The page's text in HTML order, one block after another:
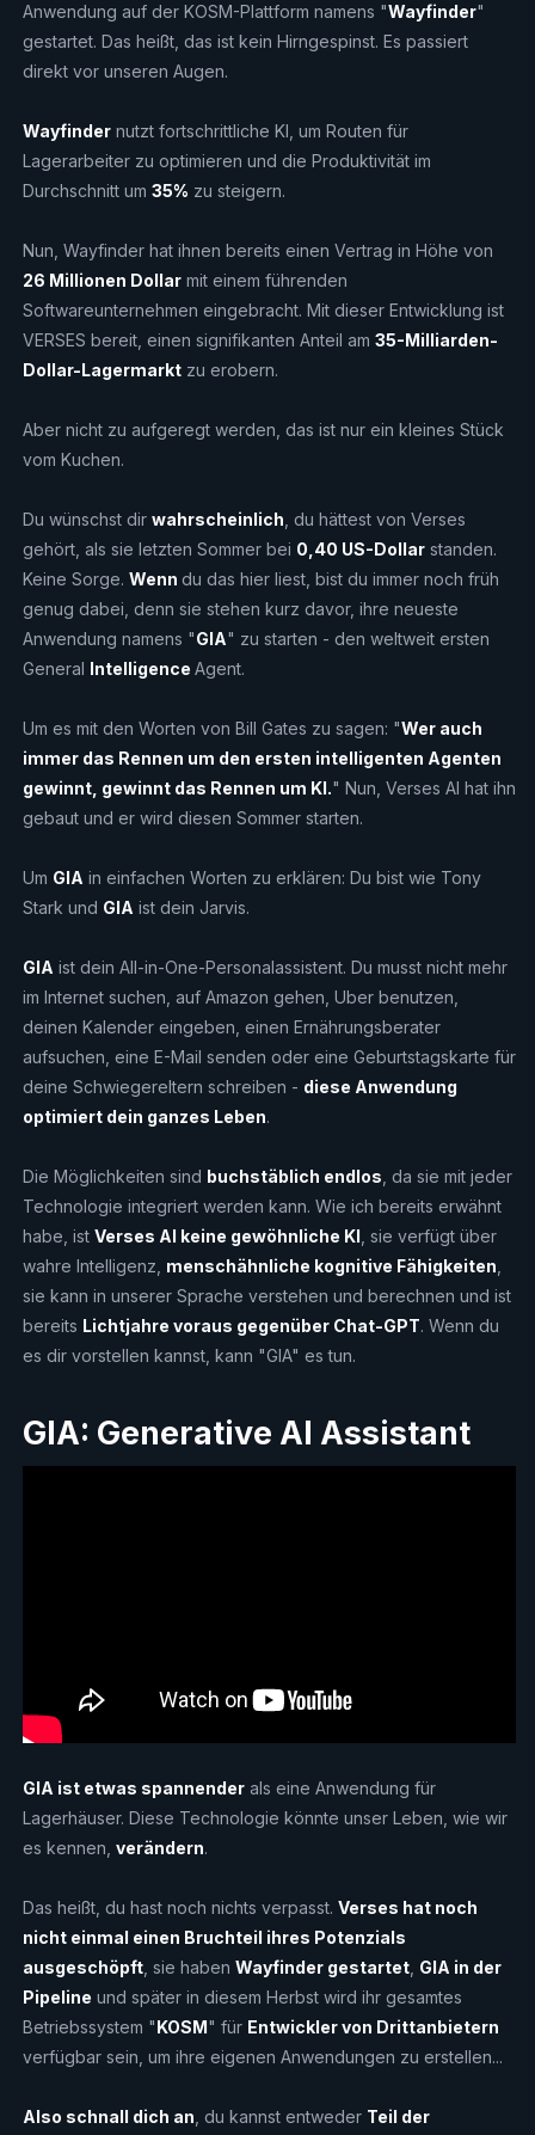
Anwendung auf der KOSM-Plattform namens "Wayfinder"
gestartet. Das heißt, das ist kein Hirngespinst. Es passiert
direkt vor unseren Augen.
Wayfindernutzt fortschrittliche KI, um Routen für
Lagerarbeiter zu optimieren und die Produktivität im
Durchschnitt um 35% zu steigern.
Nun, Wayfinder hat ihnen bereits einen Vertrag in Höhe von
26 Millionen Dollarmit einem führenden
Softwareunternehmen eingebracht. Mit dieser Entwicklung ist
VERSES bereit, einen signifikanten Anteil am 35-Milliarden-
Dollar-Lagermarktzu erobern.
Aber nicht zu aufgeregt werden, das ist nur ein kleines Stück
vom Kuchen.
Du wünschst dir wahrscheinlich , du hättest von Verses
gehört, als sie letzten Sommer bei 0,40 US-Dollarstanden.
Keine Sorge. Wenn du das hier liest, bist du immer noch früh
genug dabei, denn sie stehen kurz davor, ihre neueste
Anwendung namens "GIA" zu starten - den weltweit ersten
General Intelligence Agent.
Um es mit den Worten von Bill Gates zu sagen: "Wer auch
immer das Rennen um den ersten intelligenten Agenten
gewinnt, gewinnt das Rennen um KI." Nun, Verses AI hat ihn
gebaut und er wird diesen Sommer starten.
Um GIA in einfachen Worten zu erklären: Du bist wie Tony
Stark und GIA ist dein Jarvis.
GIA ist dein All-in-One-Personalassistent. Du musst nicht mehr
im Internet suchen, auf Amazon gehen, Uber benutzen,
deinen Kalender eingeben, einen Ernährungsberater
aufsuchen, eine E-Mail senden oder eine Geburtstagskarte für
deine Schwiegereltern schreiben - diese Anwendung
optimiert dein ganzes Leben.
Die Möglichkeiten sind buchstäblich endlos , da sie mit jeder
Technologie integriert werden kann. Wie ich bereits erwähnt
habe, ist Verses AI keine gewöhnliche KI , sie verfügt über
wahre Intelligenz, menschähnliche kognitive Fähigkeiten
sie kann in unserer Sprache verstehen und berechnen und ist
bereits Lichtjahre voraus gegenüber Chat-GPT. Wenn du
es dir vorstellen kannst, kann "GIA" es tun.
GIA: Generative AI Assistant
GIA ist etwas spannenderals eine Anwendung für
Lagerhäuser. Diese Technologie könnte unser Leben, wie wir
es kennen, verändern.
Das heißt, du hast noch nichts verpasst. Verses hat noch
nicht einmal einen Bruchteil ihres Potenzials
ausgeschöpft, sie haben Wayfinder gestartet, GIA in der
Pipeline und später in diesem Herbst wird ihr gesamtes
Betriebssystem "KOSM" für Entwickler von Drittanbietern
verfügbar sein, um ihre eigenen Anwendungen zu erstellen...
Also schnall dich an , du kannst entweder Teil der